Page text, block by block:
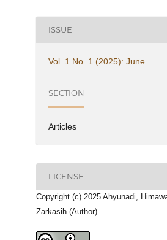
ISSUE
Vol. 1 No. 1 (2025): June
SECTION
Articles
LICENSE
Copyright (c) 2025 Ahyunadi,
Zarkasih (Author)